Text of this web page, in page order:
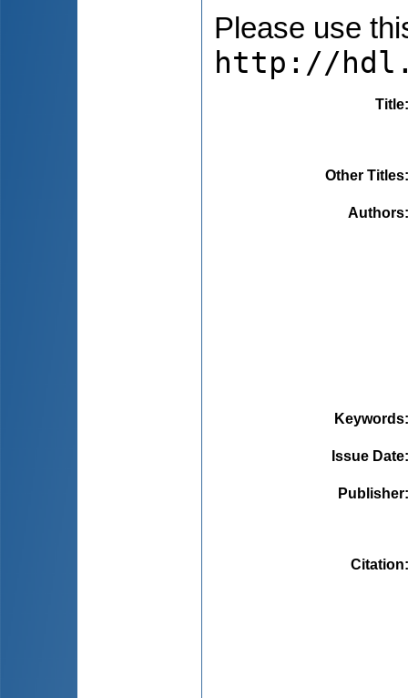
Please use
http://
Title
Other Titles
Authors
Keywords
Issue Date
Publisher
Citation